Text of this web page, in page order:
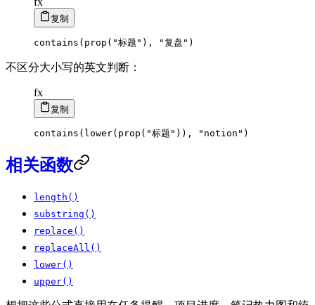
复制
contains ( prop ( "标题" ) , "复盘" )
不区分大小写的英文判断：
fx
复制
contains ( lower( prop ( "标题" ) ) , "notion" )
相关函数
length()
substring()
replace()
replaceAll()
lower()
upper()